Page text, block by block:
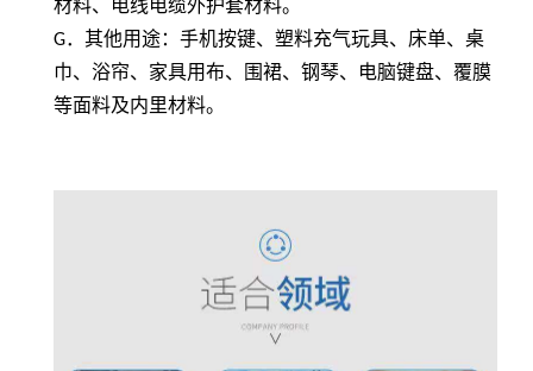
材料、电线电缆外护套材料。
G．其他用途：手机按键、塑料充气玩具、床单、桌
巾、浴帘、家具用布、围裙、钢琴、电脑键盘、覆膜
等面料及内里材料。